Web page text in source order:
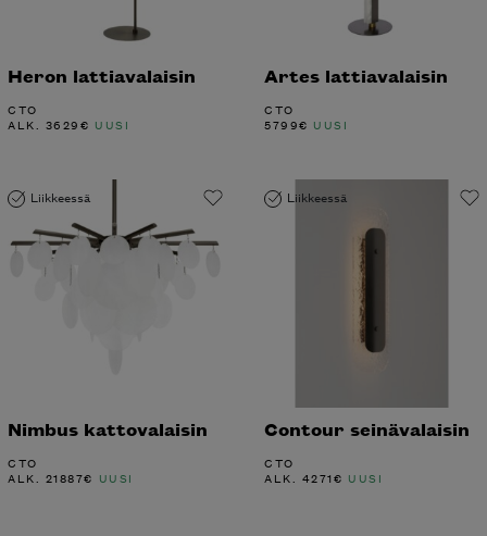
Heron lattiavalaisin
CTO
ALK. 3629€ UUSI
Artes lattiavalaisin
CTO
5799€ UUSI
Liikkeessä
Nimbus kattovalaisin
CTO
ALK. 21887€ UUSI
Liikkeessä
Contour seinävalaisin
CTO
ALK. 4271€ UUSI